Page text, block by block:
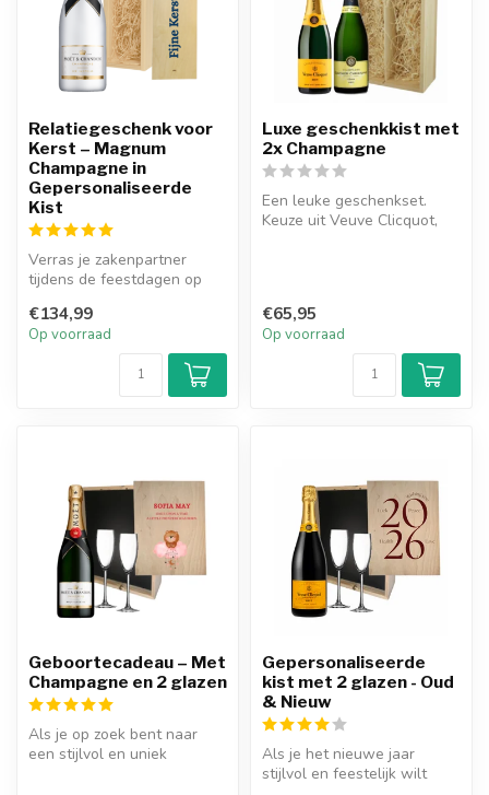
Relatiegeschenk voor
Kerst – Magnum
Champagne in
Gepersonaliseerde
Kist
Verras je zakenpartner
tijdens de feestdagen op
m...
€134,99
Op voorraad
Luxe geschenkkist met
2x Champagne
Een leuke geschenkset.
Keuze uit Veuve Clicquot,
€65,95
Op voorraad
Geboortecadeau – Met
Champagne en 2 glazen
Als je op zoek bent naar
een stijlvol en uniek
Gepersonaliseerde
kist met 2 glazen - Oud
& Nieuw
Als je het nieuwe jaar
stijlvol en feestelijk wilt